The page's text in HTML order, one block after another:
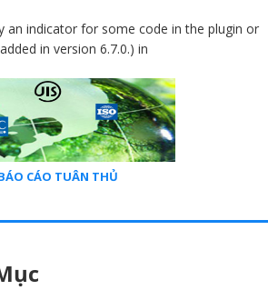
an indicator for some code in the plugin or
in version 6.7.0.) in
CÁO TUÂN THỦ